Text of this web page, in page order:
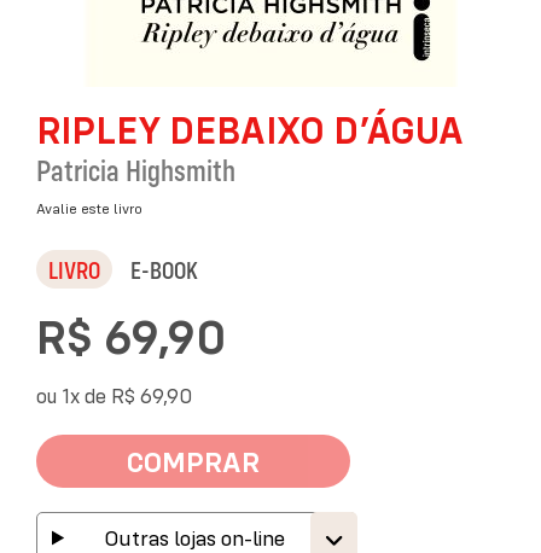
Galeria
imagens
RIPLEY DEBAIXO D’ÁGUA
Patricia Highsmith
Avalie este livro
LIVRO E-BOOK
COMPRAR
R$ 69,90
ou 1x de R$ 69,90
Outras lojas on-line